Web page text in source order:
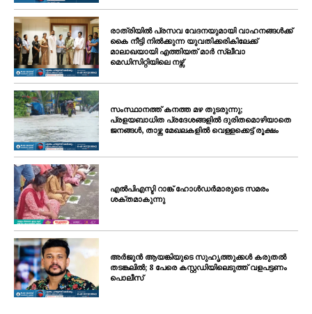
രാത്രിയിൽ പ്രസവ വേദനയുമായി വാഹനങ്ങൾക്ക്
കൈ നീട്ടി നിൽക്കുന്ന യുവതിക്കരികിലേക്ക്
മാലാഖയായി എത്തിയത് മാർ സ്ലീവാ
മെഡിസിറ്റിയിലെ നഴ്സ്
സംസ്ഥാനത്ത് കനത്ത മഴ തുടരുന്നു;
പ്രളയബാധിത പ്രദേശങ്ങളിൽ ദുരിതമൊഴിയാതെ
ജനങ്ങൾ, താഴ്ന്ന മേഖലകളിൽ വെള്ളക്കെട്ട് രൂക്ഷം
എൽപിഎസ്ടി റാങ്ക് ഹോൾഡർമാരുടെ സമരം
ശക്തമാകുന്നു
അർജുൻ ആയങ്കിയുടെ സുഹൃത്തുക്കൾ കരുതൽ
തടങ്കലിൽ; 8 പേരെ കസ്റ്റഡിയിലെടുത്ത് വളപട്ടണം
പൊലീസ്